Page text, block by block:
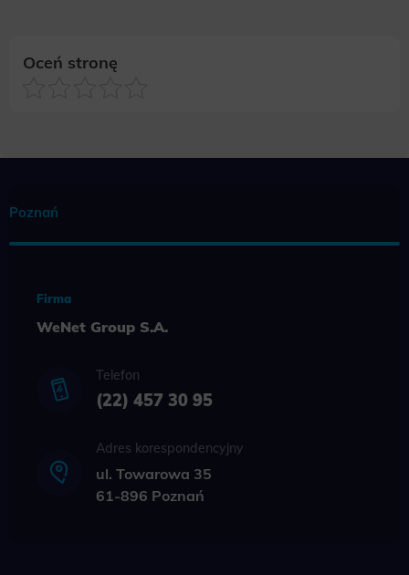
Oceń stronę
Poznań
Firma
WeNet Group S.A.
Telefon
(22) 457 30 95
Adres korespondencyjny
ul. Towarowa 35
61-896 Poznań